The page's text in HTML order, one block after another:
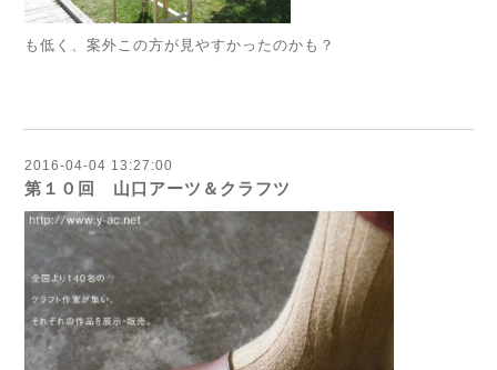
も低く、案外この方が見やすかったのかも？
2016-04-04 13:27:00
第１０回 山口アーツ＆クラフツ